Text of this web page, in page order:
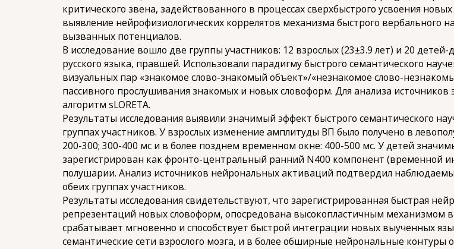
критического звена, задействованного в процессах сверхбыстрого усвоения
выявление нейрофизиологических коррелятов механизма быстрого вербального
вызванных потенциалов.
В исследование вошло две группы участников: 12 взрослых (23±3.9 лет) и 20
русского языка, правшей. Использовали парадигму быстрого семантического
визуальных пар «знакомое слово-знакомый объект»/«незнакомое слово-
пассивного прослушивания знакомых и новых словоформ. Для анализа источников
алгоритм sLORETA.
Результаты исследования выявили значимый эффект быстрого семантического
группах участников. У взрослых изменение амплитуды ВП было получено в
200-300; 300-400 мс и в более позднем временном окне: 400-500 мс. У детей
зарегистрирован как фронто-центральный ранний N400 компонент (временной
полушарии. Анализ источников нейрональных активаций подтвердил
обеих группах участников.
Результаты исследования свидетельствуют, что зарегистрированная быстрая
репрезентаций новых словоформ, опосредована высокопластичным механизмом
срабатывает мгновенно и способствует быстрой интеграции новых выученных
семантические сети взрослого мозга, и в более обширные нейрональные